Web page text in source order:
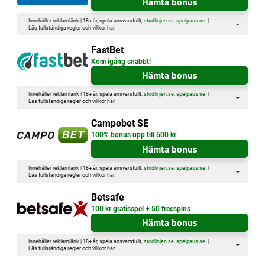
Innehåller reklamlänk | 18+ år, spela ansvarsfullt, stodlinjen.se, spelpaus.se. |
Läs fullständiga regler och villkor här.
FastBet
Kom igång snabbt!
Hämta bonus
Innehåller reklamlänk | 18+ år, spela ansvarsfullt, stodlinjen.se, spelpaus.se. |
Läs fullständiga regler och villkor här.
Campobet SE
100% bonus upp till 500 kr
Hämta bonus
Innehåller reklamlänk | 18+ år, spela ansvarsfullt, stodlinjen.se, spelpaus.se. |
Läs fullständiga regler och villkor här.
Betsafe
100 kr gratisspel + 50 freespins
Hämta bonus
Innehåller reklamlänk | 18+ år, spela ansvarsfullt, stodlinjen.se, spelpaus.se. |
Läs fullständiga regler och villkor här.